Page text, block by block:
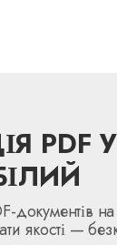
PDF
на
якості —